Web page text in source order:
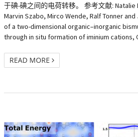
于碘-碘之间的电荷转移。 参考文献: Natalie
Marvin Szabo, Mirco Wende, Ralf Tonner
of a two-dimensional organic–inorganic
through in situ formation of iminium cations,
READ MORE